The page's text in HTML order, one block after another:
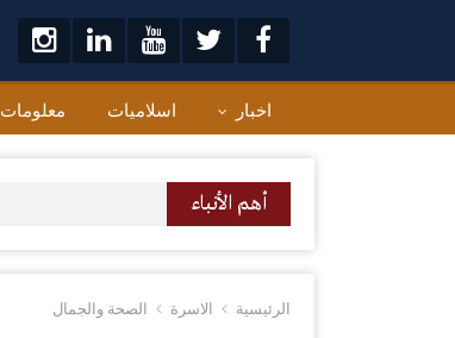
اخبار اسلاميات معلومات
أهم الأنباء
الرئيسية الاسرة الصحة والجمال